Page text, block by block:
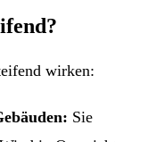
wirken:
Sie